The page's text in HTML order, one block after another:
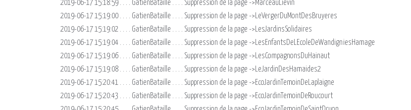
2019-06-17 15:18:59 . . . . GatienBataille . . . . Suppression de la page ->MarceauLievin
2019-06-17 15:19:00 . . . . GatienBataille . . . . Suppression de la page ->LeVergerDuMontDesBruyeres
2019-06-17 15:19:02 . . . . GatienBataille . . . . Suppression de la page ->LesJardinsSolidaires
2019-06-17 15:19:04 . . . . GatienBataille . . . . Suppression de la page ->LesEnfantsDeLEcoleDeWandigniesHamage
2019-06-17 15:19:06 . . . . GatienBataille . . . . Suppression de la page ->LesCompagnonsDuHainaut
2019-06-17 15:19:08 . . . . GatienBataille . . . . Suppression de la page ->LeJardinDesHamaides2
2019-06-17 15:20:41 . . . . GatienBataille . . . . Suppression de la page ->EcoJardinTemoinDeLaplaigne
2019-06-17 15:20:43 . . . . GatienBataille . . . . Suppression de la page ->EcoJardinTemoinDeRoucourt